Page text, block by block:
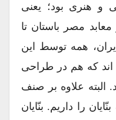
هنری بود؛ یعنی
مصر باستان تا
همه توسط این
که هم در طراحی
علاوه بر صنف
را داریم. بنّایان